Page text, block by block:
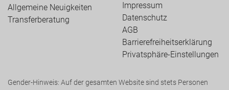
Allgemeine Neuigkeiten
Transfer­beratung
Impressum
Datenschutz
AGB
Barrierefreiheitserklärung
Privatsphäre-Einstellungen
Gender-Hinweis: Auf der gesamten Website sind stets Personen